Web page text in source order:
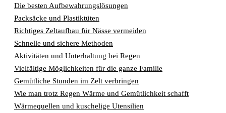
Die besten Aufbewahrungslösungen
Packsäcke und Plastiktüten
Richtiges Zeltaufbau für Nässe vermeiden
Schnelle und sichere Methoden
Aktivitäten und Unterhaltung bei Regen
Vielfältige Möglichkeiten für die ganze Familie
Gemütliche Stunden im Zelt verbringen
Wie man trotz Regen Wärme und Gemütlichkeit schafft
Wärmequellen und kuschelige Utensilien